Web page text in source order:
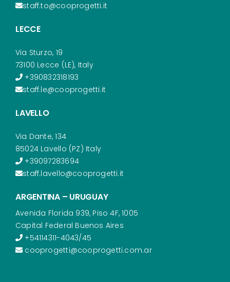
staff.to@cooprogetti.it
LECCE
Via Sturzo, 19
73100 Lecce (LE), Italy
+390832318193
staff.le@cooprogetti.it
LAVELLO
Via Dante, 134
85024 Lavello (PZ) Italy
+39097283694
staff.lavello@cooprogetti.it
ARGENTINA – URUGUAY
Avenida Florida 939, Piso 4F, 1005
Capital Federal Buenos Aires
+54114311-4043/45
cooprogetti@cooprogetti.com.ar